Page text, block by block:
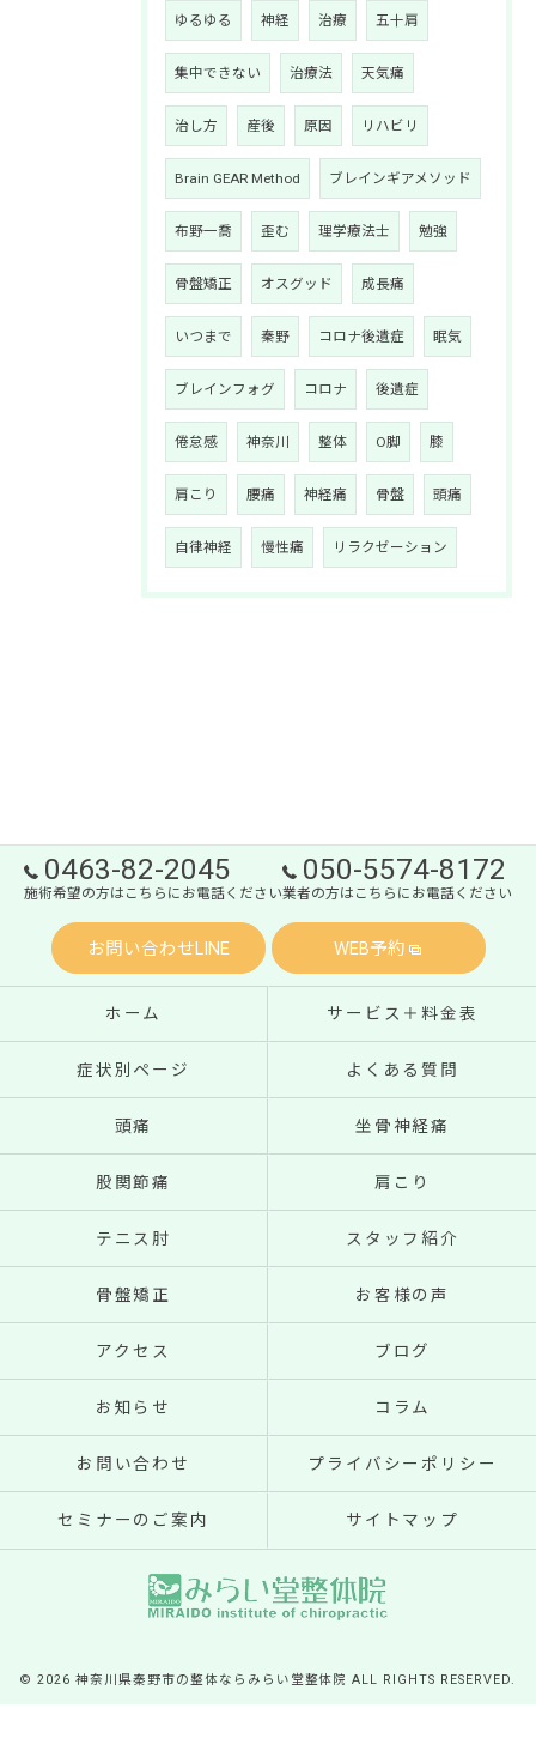
ゆるゆる 神経 治療 五十肩
集中できない 治療法 天気痛
治し方 産後 原因 リハビリ
Brain GEAR Method ブレインギアメソッド
布野一喬 歪む 理学療法士 勉強
骨盤矯正 オスグッド 成長痛
いつまで 秦野 コロナ後遺症 眠気
ブレインフォグ コロナ 後遺症
倦怠感 神奈川 整体 O脚 膝
肩こり 腰痛 神経痛 骨盤 頭痛
自律神経 慢性痛 リラクゼーション
0463-82-2045
施術希望の方はこちらにお電話ください
050-5574-8172
業者の方はこちらにお電話ください
お問い合わせLINE WEB予約
ホーム サービス＋料金表
症状別ページ よくある質問
頭痛 坐骨神経痛
股関節痛 肩こり
テニス肘 スタッフ紹介
骨盤矯正 お客様の声
アクセス ブログ
お知らせ コラム
お問い合わせ プライバシーポリシー
セミナーのご案内 サイトマップ
© 2026 神奈川県秦野市の整体ならみらい堂整体院 ALL RIGHTS RESERVED.